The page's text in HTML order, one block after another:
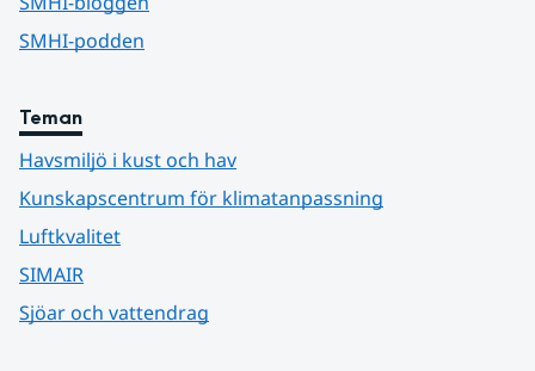
SMHI-podden
Teman
Havsmiljö i kust och hav
Kunskapscentrum för klimatanpassning
Luftkvalitet
SIMAIR
Sjöar och vattendrag